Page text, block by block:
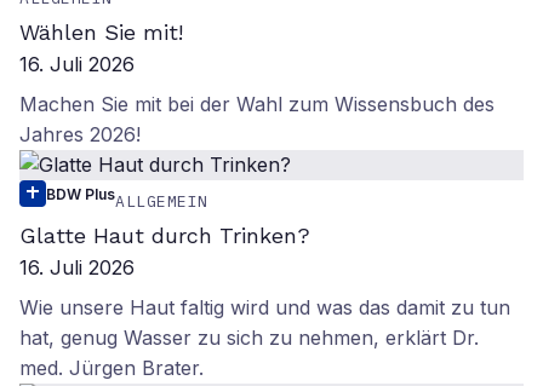
Wählen Sie mit!
16. Juli 2026
Machen Sie mit bei der Wahl zum Wissensbuch des
Jahres 2026!
BDW PlusALLGEMEIN
Glatte Haut durch Trinken?
16. Juli 2026
Wie unsere Haut faltig wird und was das damit zu tun
hat, genug Wasser zu sich zu nehmen, erklärt Dr.
med. Jürgen Brater.